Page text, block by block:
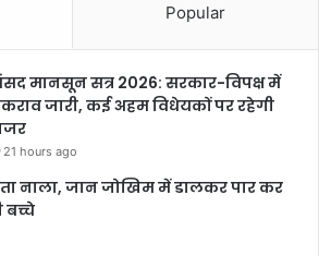
Popular
मानसून सत्र 2026: सरकार-विपक्ष में
जारी, कई अहम विधेयकों पर रहेगी
21 hours ago
नाला, जान जोखिम में डालकर पार कर
बच्चे